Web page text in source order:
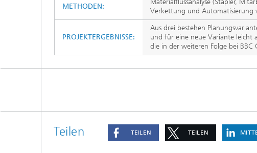
METHODEN:
Materialflussanalyse (Stapler,
Verkettung und Automatisierung
PROJEKTERGEBNISSE:
Aus drei bestehen
und für eine neue Variante leicht
die in der weiteren Folge bei
Teilen TEILEN TEILEN